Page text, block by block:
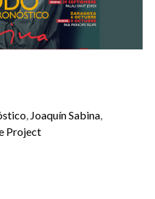
, Joaquín Sabina,
Project